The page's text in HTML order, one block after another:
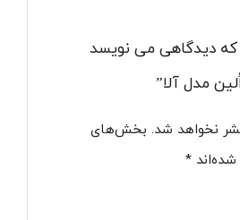
دیدگاهی می نویسد
مدل آلا”
نخواهد شد. بخش‌های
شده‌اند *